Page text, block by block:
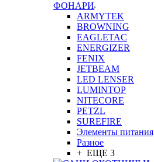
ФОНАРИ
ARMYTEK
BROWNING
EAGLETAC
ENERGIZER
FENIX
JETBEAM
LED LENSER
LUMINTOP
NITECORE
PETZL
SUREFIRE
Элементы питания
Разное
+ ЕЩЕ 3